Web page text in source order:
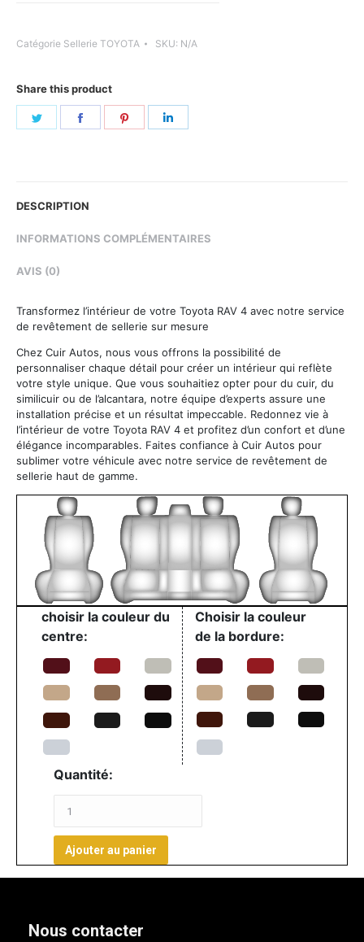
Catégorie Sellerie TOYOTA SKU: N/A
Share this product
Share
Share
DESCRIPTION
INFORMATIONS COMPLÉMENTAIRES
AVIS (0)
Transformez l’intérieur de votre Toyota RAV 4 avec notre service
de revêtement de sellerie sur mesure
Chez Cuir Autos, nous vous offrons la possibilité de
personnaliser chaque détail pour créer un intérieur qui reflète
votre style unique. Que vous souhaitiez opter pour du cuir, du
similicuir ou de l’alcantara, notre équipe d’experts assure une
installation précise et un résultat impeccable. Redonnez vie à
l’intérieur de votre Toyota RAV 4 et profitez d’un confort et d’une
élégance incomparables. Faites confiance à Cuir Autos pour
sublimer votre véhicule avec notre service de revêtement de
sellerie haut de gamme.
choisir la couleur du
centre:
Choisir la couleur
de la bordure:
Quantité:
Ajouter au panier
Nous contacter